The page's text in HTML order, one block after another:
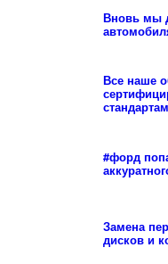
Вновь мы
Все наше
#форд
Замена
дисков и